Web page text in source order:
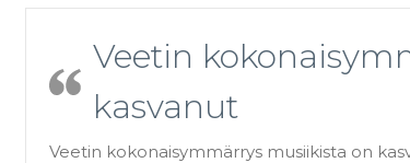
Veetin
kasvanut
Veetin kokonaisymmärrys musiikista on